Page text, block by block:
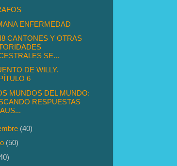
ENFERMEDAD
CANTONES Y OTRAS
SE...
DE WILLY.
6
MUNDOS DEL MUNDO:
RESPUESTAS
(40)
(50)